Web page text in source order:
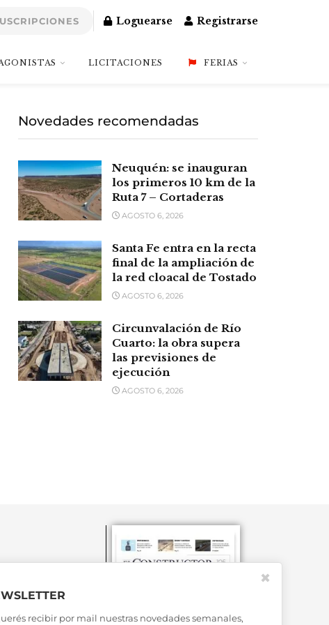
Loguearse Registrarse
LICITACIONES FERIAS
Novedades recomendadas
Neuquén: se inauguran
los primeros 10 km de la
Ruta 7 – Cortaderas
AGOSTO 6, 2026
Santa Fe entra en la recta
final de la ampliación de
la red cloacal de Tostado
AGOSTO 6, 2026
Circunvalación de Río
Cuarto: la obra supera
las previsiones de
ejecución
AGOSTO 6, 2026
recibir por mail nuestras novedades semanales,
✖